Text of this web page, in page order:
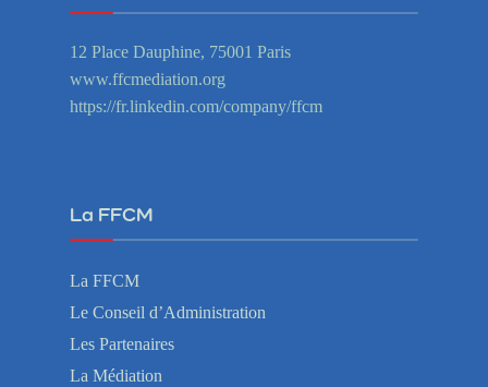
12 Place Dauphine, 75001 Paris
www.ffcmediation.org
https://fr.linkedin.com/company/ffcm
La FFCM
La FFCM
Le Conseil d’Administration
Les Partenaires
La Médiation